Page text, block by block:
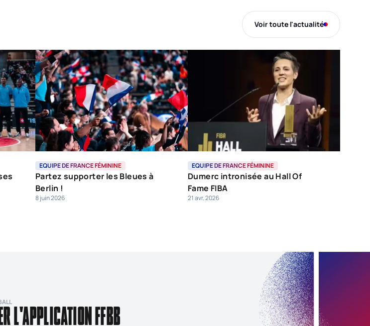
Voir toute l'actualité
EQUIPE DE FRANCE FÉMININE
Partez supporter les Bleues à
Berlin !
8 juin 2026
EQUIPE DE FRANCE FÉMININE
Dumerc intronisée au Hall Of
Fame FIBA
21 avr. 2026
L'APPLICATION FFBB